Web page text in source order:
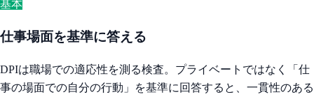
基本
仕事場面を基準に答える
DPIは職場での適応性を測る検査。プライベートではなく「仕
事の場面での自分の行動」を基準に回答すると、一貫性のある